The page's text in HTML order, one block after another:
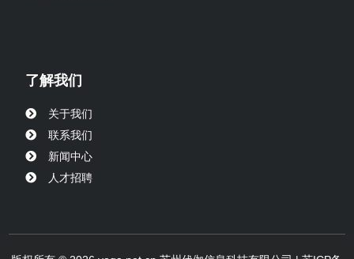
了解我们
关于我们
联系我们
新闻中心
人才招聘